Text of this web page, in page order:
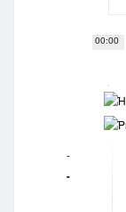
00:00
-
-
-
-